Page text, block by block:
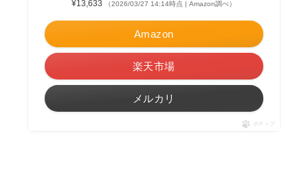
¥13,633 （2026/03/27 14:14時点 | Amazon調べ）
Amazon
楽天市場
メルカリ
ポチップ